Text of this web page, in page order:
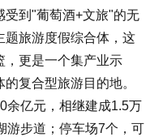
到"葡萄酒+文旅"的无
题旅游度假综合体，这
，更是一个集产业示
复合型旅游目的地。
亿元，相继建成1.5万
游步道；停车场7个，可